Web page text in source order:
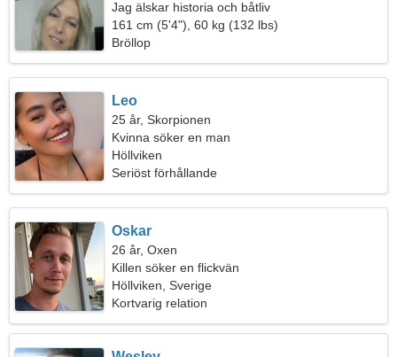
Jag älskar historia och båtliv
161 cm (5'4"), 60 kg (132 lbs)
Bröllop
Leo
25 år, Skorpionen
Kvinna söker en man
Höllviken
Seriöst förhållande
Oskar
26 år, Oxen
Killen söker en flickvän
Höllviken, Sverige
Kortvarig relation